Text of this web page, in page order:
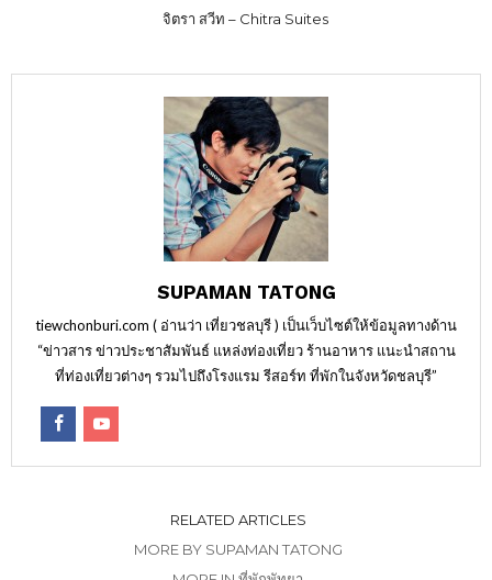
จิตรา สวีท – Chitra Suites
SUPAMAN TATONG
tiewchonburi.com ( อ่านว่า เที่ยวชลบุรี ) เป็นเว็บไซต์ให้ข้อมูลทางด้าน
“ข่าวสาร ข่าวประชาสัมพันธ์ แหล่งท่องเที่ยว ร้านอาหาร แนะนำสถาน
ที่ท่องเที่ยวต่างๆ รวมไปถึงโรงแรม รีสอร์ท ที่พักในจังหวัดชลบุรี”
RELATED ARTICLES
MORE BY SUPAMAN TATONG